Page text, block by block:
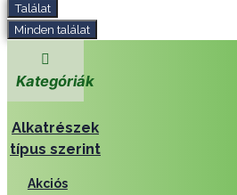
Találat
Minden találat
Kategóriák
Alkatrészek
típus szerint
Akciós